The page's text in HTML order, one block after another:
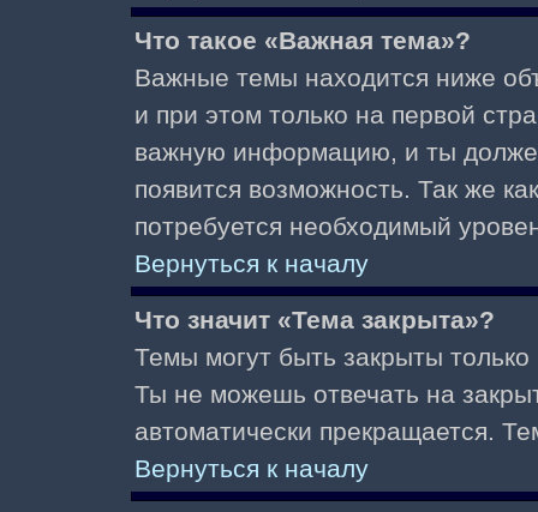
Что такое «Важная тема»?
Важные темы находится ниже
и при этом только на первой
важную информацию, и ты
появится возможность. Так же
потребуется необходимый
Вернуться к началу
Что значит «Тема закрыта»?
Темы могут быть закрыты
Ты не можешь отвечать на
автоматически прекращается.
Вернуться к началу